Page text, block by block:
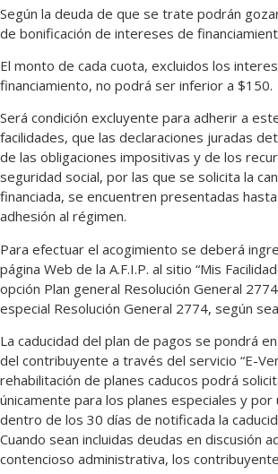
Según la deuda de que se trate podrán
de bonificación de intereses de
El monto de cada cuota, excluidos los
financiamiento, no podrá ser inferior a $150.
Será condición excluyente para adherir a
facilidades, que las declaraciones juradas
de las obligaciones impositivas y de los
seguridad social, por las que se solicita la
financiada, se encuentren presentadas
adhesión al régimen.
Para efectuar el acogimiento se deberá
página Web de la A.F.I.P. al sitio “Mis
opción Plan general Resolución General
especial Resolución General 2774, según
La caducidad del plan de pagos se pondrá
del contribuyente a través del servicio “E-
rehabilitación de planes caducos podrá
únicamente para los planes especiales y por
dentro de los 30 días de notificada la
Cuando sean incluidas deudas en discusión
contencioso administrativa, los